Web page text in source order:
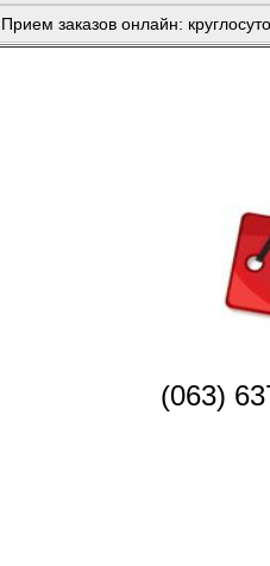
Прием заказов онлайн:
(063)